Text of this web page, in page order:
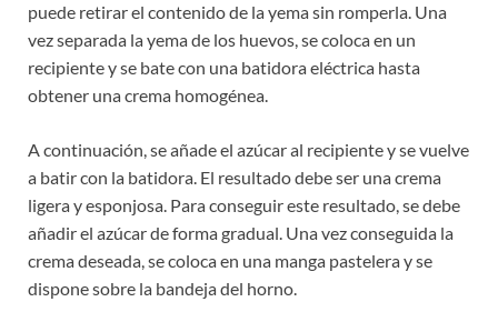
puede retirar el contenido de la yema sin romperla. Una
vez separada la yema de los huevos, se coloca en un
recipiente y se bate con una batidora eléctrica hasta
obtener una crema homogénea.
A continuación, se añade el azúcar al recipiente y se vuelve
a batir con la batidora. El resultado debe ser una crema
ligera y esponjosa. Para conseguir este resultado, se debe
añadir el azúcar de forma gradual. Una vez conseguida la
crema deseada, se coloca en una manga pastelera y se
dispone sobre la bandeja del horno.